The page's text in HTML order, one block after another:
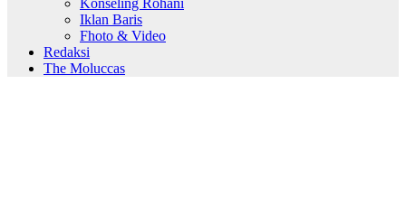
Konseling Rohani
Iklan Baris
Fhoto & Video
Redaksi
The Moluccas